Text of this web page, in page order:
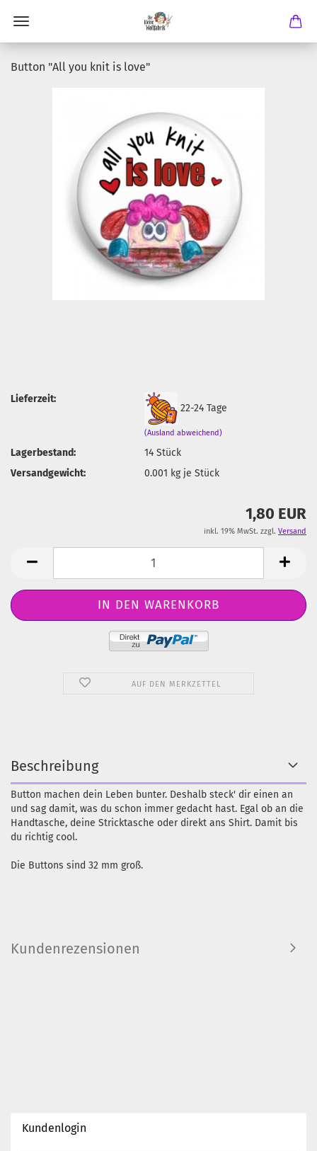
Button "All you knit is love"
Lieferzeit:
22-24 Tage
(Ausland abweichend)
Lagerbestand: 14Stück
Versandgewicht:
0.001 kg je Stück
1,80 EUR
inkl. 19% MwSt. zzgl. Versand
AUF DEN MERKZETTEL
Beschreibung
Button machen dein Leben bunter. Deshalb steck' dir einen an
und sag damit, was du schon immer gedacht hast. Egal ob an die
Handtasche, deine Stricktasche oder direkt ans Shirt. Damit bis
du richtig cool.
Die Buttons sind 32 mm groß.
Kundenrezensionen
Kundenlogin